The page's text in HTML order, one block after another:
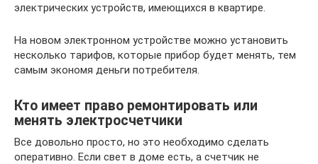
электрических устройств, имеющихся в квартире.
На новом электронном устройстве можно установить
несколько тарифов, которые прибор будет менять, тем
самым экономя деньги потребителя.
Кто имеет право ремонтировать или
менять электросчетчики
Все довольно просто, но это необходимо сделать
оперативно. Если свет в доме есть, а счетчик не